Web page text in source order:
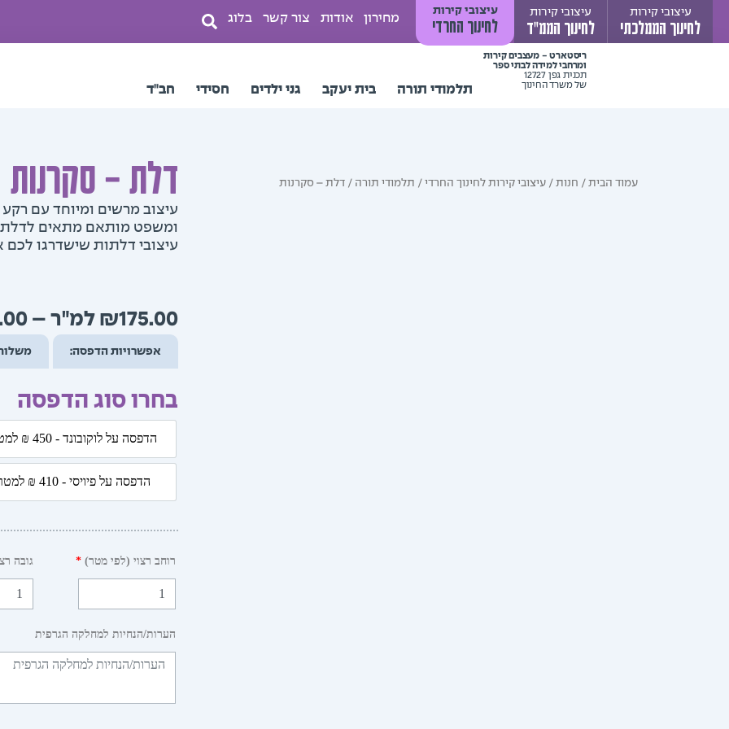
עיצובי קירות
לחינוך הממלכתי
עיצובי קירות
לחינוך הממ"ד
עיצובי קירות
לחינוך החרדי
מחירון אודות צור קשר בלוג
ריסטארט - מעצבים קירות
ומרחבי למידה לבתי ספר
תכנית גפן 12727
של משרד החינוך
תלמודי תורה בית יעקב גני ילדים חסידי חב"ד
עמוד הבית / חנות / עיצובי קירות לחינוך החרדי / תלמודי תורה / דלת – סקרנות דלת – סקרנות
עיצוב מרשים ומיוחד עם
ומשפט מותאם מתאים
עיצובי דלתות שישדרגו
₪175.00
–
אפשרויות הדפסה:
בחרו סוג הדפסה
הדפסה על לוקובונד - 450 ₪ למטר
הדפסה על פיויסי - 410 ₪ למטר
רוחב רצוי (לפי מטר) * גובה
הערות/הנחיות למחלקה הגרפית
כמות
דלת
סקרנות